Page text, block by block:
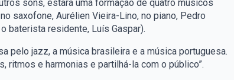
sons, estará uma formação de quatro músicos
saxofone, Aurélien Vieira-Lino, no piano, Pedro
baterista residente, Luís Gaspar).
pelo jazz, a música brasileira e a música portuguesa.
ritmos e harmonias e partilhá-la com o público”.